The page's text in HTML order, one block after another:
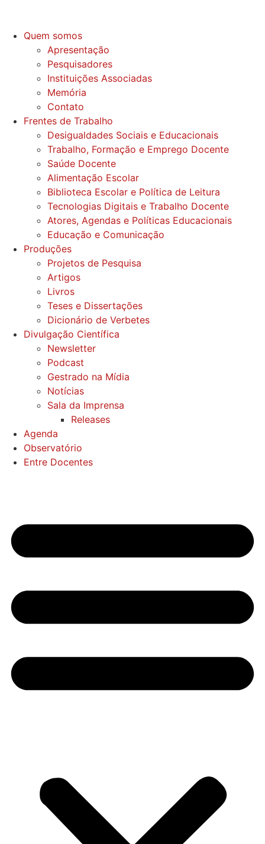
Quem somos
Apresentação
Pesquisadores
Instituições Associadas
Memória
Contato
Frentes de Trabalho
Desigualdades Sociais e Educacionais
Trabalho, Formação e Emprego Docente
Saúde Docente
Alimentação Escolar
Biblioteca Escolar e Política de Leitura
Tecnologias Digitais e Trabalho Docente
Atores, Agendas e Políticas Educacionais
Educação e Comunicação
Produções
Projetos de Pesquisa
Artigos
Livros
Teses e Dissertações
Dicionário de Verbetes
Divulgação Científica
Newsletter
Podcast
Gestrado na Mídia
Notícias
Sala da Imprensa
Releases
Agenda
Observatório
Entre Docentes